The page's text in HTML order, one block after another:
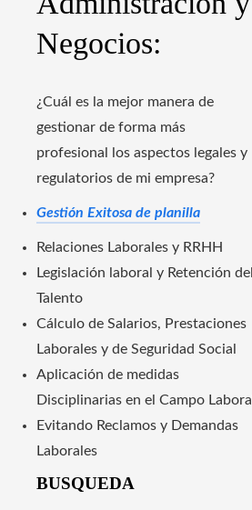
Negocios:
¿Cuál es la mejor manera de
gestionar de forma más
profesional los aspectos legales y
regulatorios de mi empresa?
Gestión Exitosa de planilla
Relaciones Laborales y RRHH
Legislación laboral y Retención del
Talento
Cálculo de Salarios, Prestaciones
Laborales y de Seguridad Social
Aplicación de medidas
Disciplinarias en el Campo Laboral
Evitando Reclamos y Demandas
Laborales
BUSQUEDA